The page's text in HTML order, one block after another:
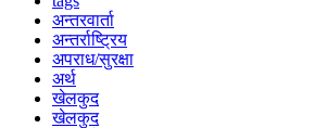
अन्तरवार्ता
अन्तर्राष्ट्रिय
अपराध/सुरक्षा
अर्थ
खेलकुद
खेलकुद